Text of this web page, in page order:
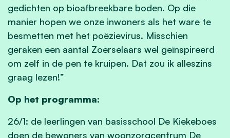
gedichten op bioafbreekbare boden. Op die
manier hopen we onze inwoners als het ware te
besmetten met het poëzievirus. Misschien
geraken een aantal Zoerselaars wel geïnspireerd
om zelf in de pen te kruipen. Dat zou ik alleszins
graag lezen!”
Op het programma:
26/1: de leerlingen van basisschool De Kiekeboes
doen de bewoners van woonzorgcentrum De